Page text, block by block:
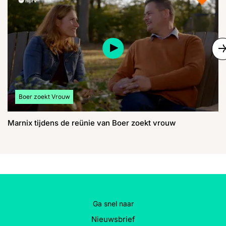
Bekijk meer artikelen over:
Boer zoekt Vrouw
Marnix tijdens de reünie van Boer zoekt vrouw
Ga snel naar
Nieuwsbrief